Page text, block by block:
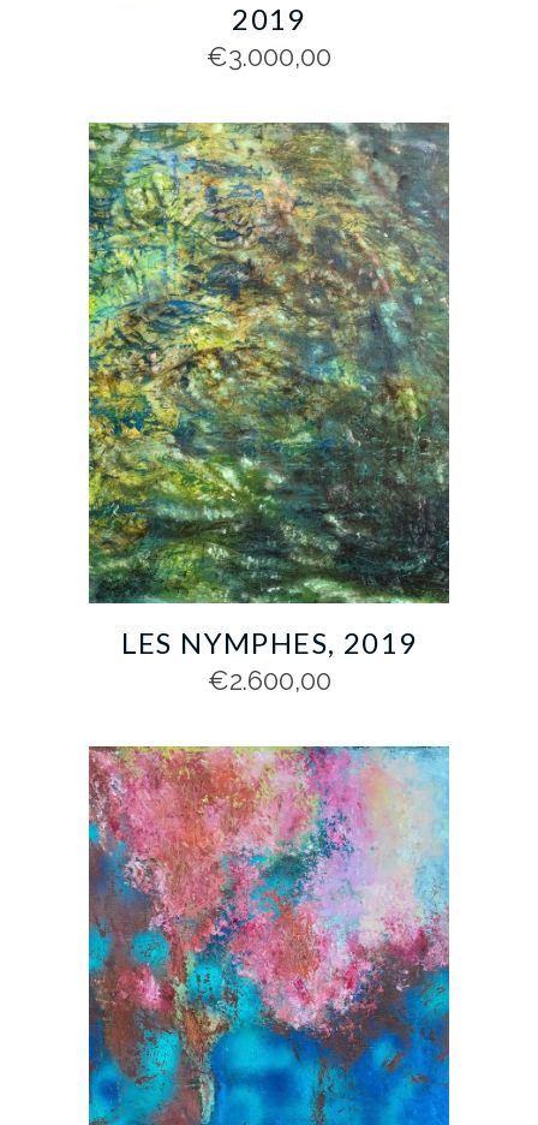
2019
€3.000,00
LES NYMPHES, 2019
€2.600,00